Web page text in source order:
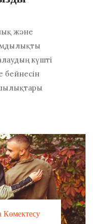
және
күшті
бейнесін
Көмектесу